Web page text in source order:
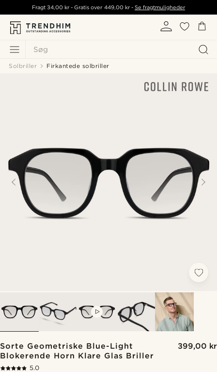
Søg
Fragt34,00 kr - Gratis over 449,00 kr- Se fragtmuligheder
Solbriller Firkantede solbriller
Sorte Geometriske Blue-Light
Blokerende Horn Klare Glas Briller
399,00 kr
5.0